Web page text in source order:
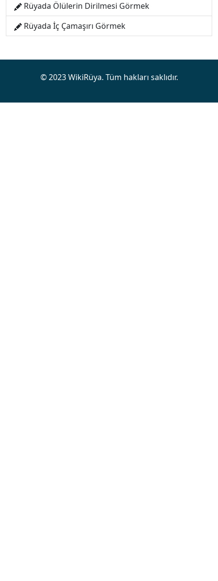
Rüyada Ölülerin Dirilmesi Görmek
Rüyada İç Çamaşırı Görmek
© 2023 WikiRüya. Tüm hakları saklıdır.